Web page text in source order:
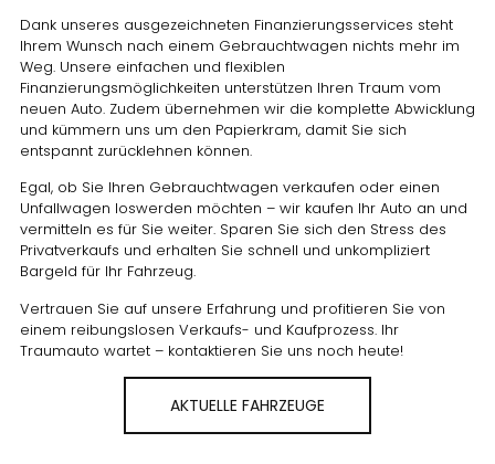
Dank unseres ausgezeichneten Finanzierungsservices steht
Ihrem Wunsch nach einem Gebrauchtwagen nichts mehr im
Weg. Unsere einfachen und flexiblen
Finanzierungsmöglichkeiten unterstützen Ihren Traum vom
neuen Auto. Zudem übernehmen wir die komplette Abwicklung
und kümmern uns um den Papierkram, damit Sie sich
entspannt zurücklehnen können.
Egal, ob Sie Ihren Gebrauchtwagen verkaufen oder einen
Unfallwagen loswerden möchten – wir kaufen Ihr Auto an und
vermitteln es für Sie weiter. Sparen Sie sich den Stress des
Privatverkaufs und erhalten Sie schnell und unkompliziert
Bargeld für Ihr Fahrzeug.
Vertrauen Sie auf unsere Erfahrung und profitieren Sie von
einem reibungslosen Verkaufs- und Kaufprozess. Ihr
Traumauto wartet – kontaktieren Sie uns noch heute!
AKTUELLE FAHRZEUGE